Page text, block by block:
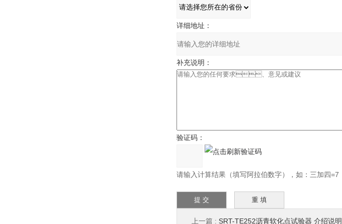
详细地址：
补充说明：
验证码：
请输入计算结果（填写阿拉伯数字），如：三加四=7
上一篇 : SRT-TE252沥青软化点试验器 介绍说明